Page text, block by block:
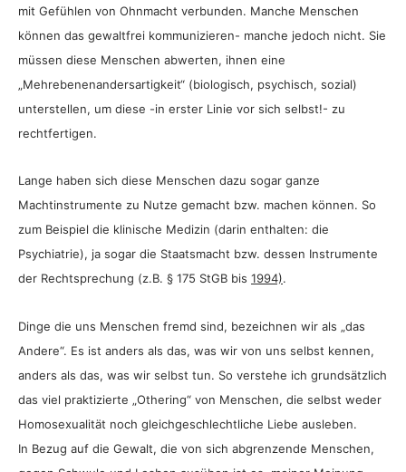
mit Gefühlen von Ohnmacht verbunden. Manche Menschen
können das gewaltfrei kommunizieren- manche jedoch nicht. Sie
müssen diese Menschen abwerten, ihnen eine
„Mehrebenenandersartigkeit“ (biologisch, psychisch, sozial)
unterstellen, um diese -in erster Linie vor sich selbst!- zu
rechtfertigen.
Lange haben sich diese Menschen dazu sogar ganze
Machtinstrumente zu Nutze gemacht bzw. machen können. So
zum Beispiel die klinische Medizin (darin enthalten: die
Psychiatrie), ja sogar die Staatsmacht bzw. dessen Instrumente
der Rechtsprechung (z.B. § 175 StGB bis 1994).
Dinge die uns Menschen fremd sind, bezeichnen wir als „das
Andere“. Es ist anders als das, was wir von uns selbst kennen,
anders als das, was wir selbst tun. So verstehe ich grundsätzlich
das viel praktizierte „Othering“ von Menschen, die selbst weder
Homosexualität noch gleichgeschlechtliche Liebe ausleben.
In Bezug auf die Gewalt, die von sich abgrenzende Menschen,